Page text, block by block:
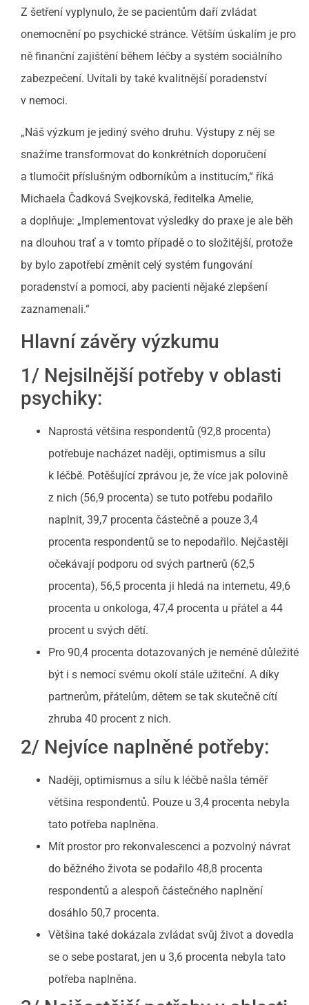
Z šetření vyplynulo, že se pacientům daří zvládat
onemocnění po psychické stránce. Větším úskalím je pro
ně finanční zajištění během léčby a systém sociálního
zabezpečení. Uvítali by také kvalitnější poradenství
v nemoci.
„Náš výzkum je jediný svého druhu. Výstupy z něj se
snažíme transformovat do konkrétních doporučení
a tlumočit příslušným odborníkům a institucím,“ říká
Michaela Čadková Svejkovská, ředitelka Amelie,
a doplňuje: „Implementovat výsledky do praxe je ale běh
na dlouhou trať a v tomto případě o to složitější, protože
by bylo zapotřebí změnit celý systém fungování
poradenství a pomoci, aby pacienti nějaké zlepšení
zaznamenali.“
Hlavní závěry výzkumu
1/ Nejsilnější potřeby v oblasti
psychiky:
Naprostá většina respondentů (92,8 procenta)
potřebuje nacházet naději, optimismus a sílu
k léčbě. Potěšující zprávou je, že více jak polovině
z nich (56,9 procenta) se tuto potřebu podařilo
naplnit, 39,7 procenta částečně a pouze 3,4
procenta respondentů se to nepodařilo. Nejčastěji
očekávají podporu od svých partnerů (62,5
procenta), 56,5 procenta ji hledá na internetu, 49,6
procenta u onkologa, 47,4 procenta u přátel a 44
procent u svých dětí.
Pro 90,4 procenta dotazovaných je neméně důležité
být i s nemocí svému okolí stále užiteční. A díky
partnerům, přátelům, dětem se tak skutečně cítí
zhruba 40 procent z nich.
2/ Nejvíce naplněné potřeby:
Naději, optimismus a sílu k léčbě našla téměř
většina respondentů. Pouze u 3,4 procenta nebyla
tato potřeba naplněna.
Mít prostor pro rekonvalescenci a pozvolný návrat
do běžného života se podařilo 48,8 procenta
respondentů a alespoň částečného naplnění
dosáhlo 50,7 procenta.
Většina také dokázala zvládat svůj život a dovedla
se o sebe postarat, jen u 3,6 procenta nebyla tato
potřeba naplněna.